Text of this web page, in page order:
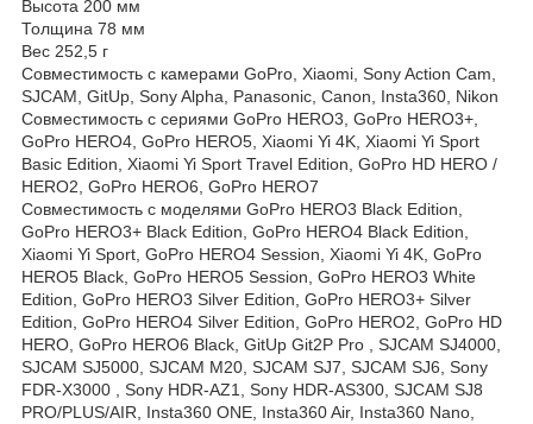
Высота 200 мм
Толщина 78 мм
Вес 252,5 г
Совместимость с камерами GoPro, Xiaomi, Sony Action Cam,
SJCAM, GitUp, Sony Alpha, Panasonic, Canon, Insta360, Nikon
Совместимость с сериями GoPro HERO3, GoPro HERO3+,
GoPro HERO4, GoPro HERO5, Xiaomi Yi 4K, Xiaomi Yi Sport
Basic Edition, Xiaomi Yi Sport Travel Edition, GoPro HD HERO /
HERO2, GoPro HERO6, GoPro HERO7
Совместимость с моделями GoPro HERO3 Black Edition,
GoPro HERO3+ Black Edition, GoPro HERO4 Black Edition,
Xiaomi Yi Sport, GoPro HERO4 Session, Xiaomi Yi 4K, GoPro
HERO5 Black, GoPro HERO5 Session, GoPro HERO3 White
Edition, GoPro HERO3 Silver Edition, GoPro HERO3+ Silver
Edition, GoPro HERO4 Silver Edition, GoPro HERO2, GoPro HD
HERO, GoPro HERO6 Black, GitUp Git2P Pro , SJCAM SJ4000,
SJCAM SJ5000, SJCAM М20, SJCAM SJ7, SJCAM SJ6, Sony
FDR-X3000 , Sony HDR-AZ1, Sony HDR-AS300, SJCAM SJ8
PRO/PLUS/AIR, Insta360 ONE, Insta360 Air, Insta360 Nano,